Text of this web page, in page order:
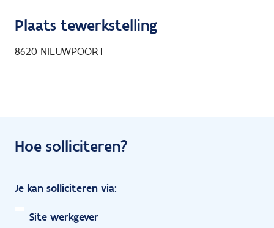
Plaats tewerkstelling
8620 NIEUWPOORT
Hoe solliciteren?
Je kan solliciteren via:
Site werkgever